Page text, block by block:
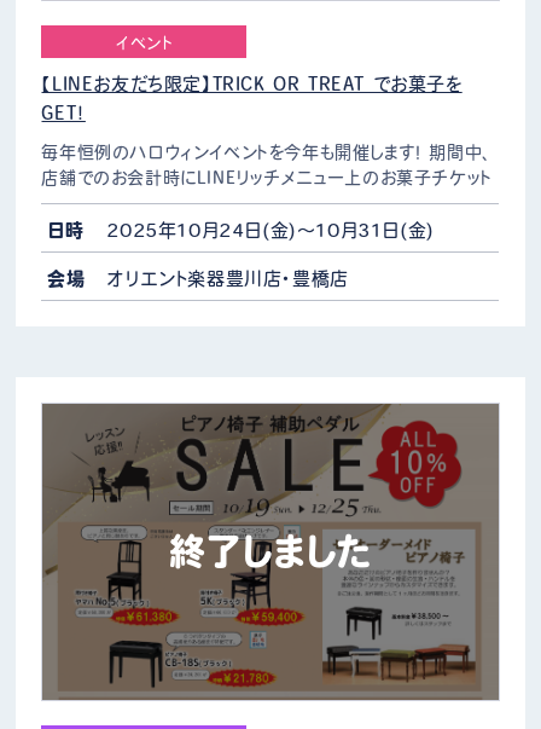
イベント
【LINEお友だち限定】TRICK OR TREAT でお菓子を
GET！
毎年恒例のハロウィンイベントを今年も開催します！ 期間中、
店舗でのお会計時にLINEリッチメニュー上のお菓子チケット
をタップ。表示画面をご提示し、 「トリック・オア・トリート」と言
っていただくと好きなお菓子をおひとつプレ…
日時 2025年10月24日(金)～10月31日(金)
会場 オリエント楽器豊川店・豊橋店
終了しました